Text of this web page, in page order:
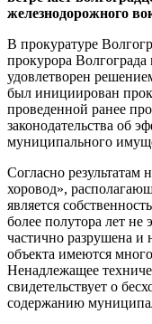
железнодорожного
В прокуратуре
прокурора
удовлетворен
был инициирован
проведенной ранее
законодательства об
муниципального
Согласно результатам
хоровод»,
является
более полутора лет не
частично разрушена и
объекта имеются
Ненадлежащее
свидетельствует о
содержанию